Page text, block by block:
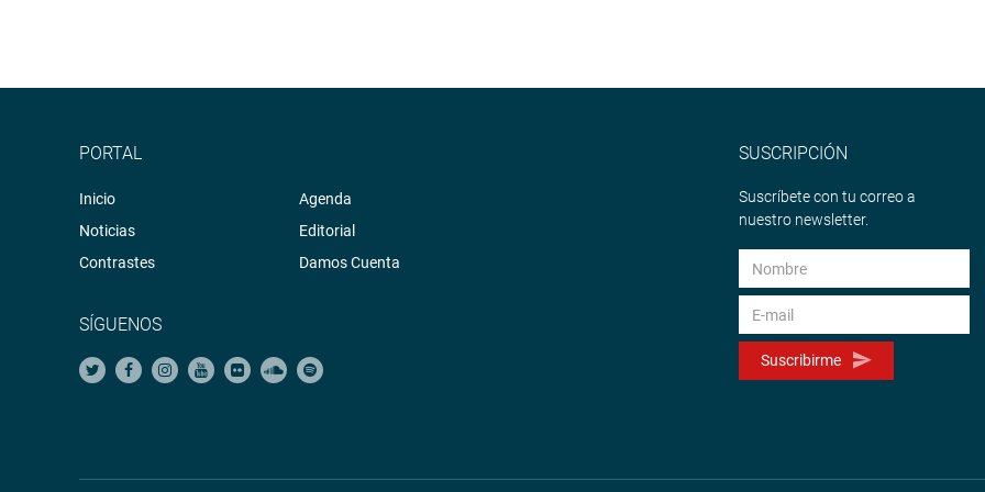
PORTAL
Inicio
Noticias
Contrastes
Agenda
Editorial
Damos Cuenta
SÍGUENOS
SUSCRIPCIÓN
Suscríbete con tu correo a
nuestro newsletter.
Suscribirme